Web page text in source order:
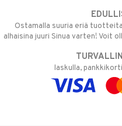
Ostamalla suuria eriä
alhaisina juuri Sinua varten! Voit
laskulla,